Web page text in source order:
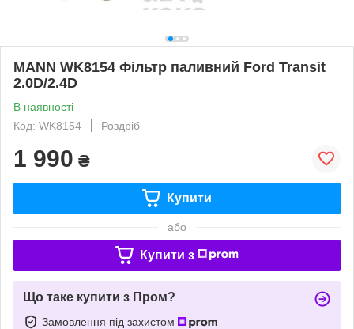
MANN WK8154 Фільтр паливний Ford Transit
2.0D/2.4D
В наявності
Код: WK8154
Роздріб
1 990 ₴
Купити
або
Купити з
Що таке купити з Пром?
Замовлення під захистом